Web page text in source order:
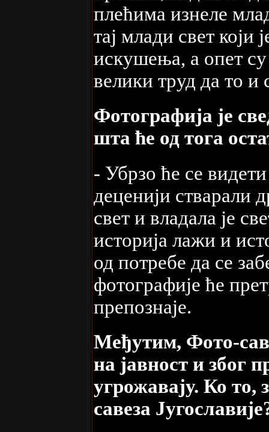
плећима изнеле
тај млади свет који
искушења, а опет
велики труд да то и
Фотографија је
шта ће од тога
- Убрзо ће се
деценији стварали
свет и владала је
историја лажи и
од потребе да се
фотографије ће
препознаје.
Међутим, Фото-
на јавност и због
угрожавају. Ко то,
савеза